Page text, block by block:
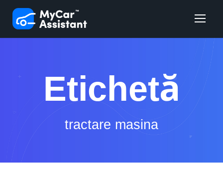
Etichetă
tractare masina